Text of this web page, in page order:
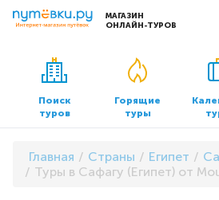
МАГАЗИН
ОНЛАЙН-ТУРОВ
Сервисы
Бронирование отелей
Трансфер
О
О нас
Поиск
туров
Горящие
туры
Главная Страны Египет
Туры в Сафагу (Египет) от